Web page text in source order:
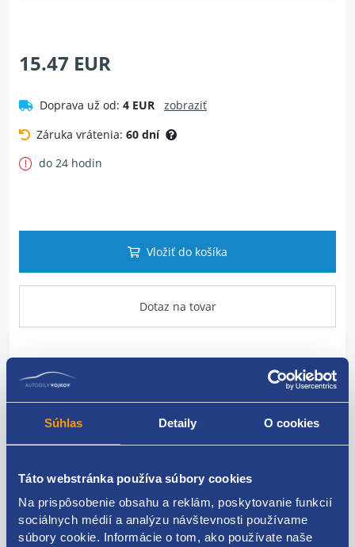
Súhlas Detaily O cookies
Táto webstránka používa súbory cookies
Na prispôsobenie obsahu a reklám, poskytovanie funkcií
sociálnych médií a analýzu návštevnosti používame
súbory cookie. Informácie o tom, ako používate naše
15.47 EUR
Doprava už od: 4 EUR
zobraziť
Záruka vrátenia: 60 dní
do 24 hodin
Vložiť do košíka
Dotaz na tovar
Popis produktu
INFORMÁCIE O PRODUKTE kód motora: F9Q
7700114424